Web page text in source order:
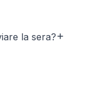
la sera?